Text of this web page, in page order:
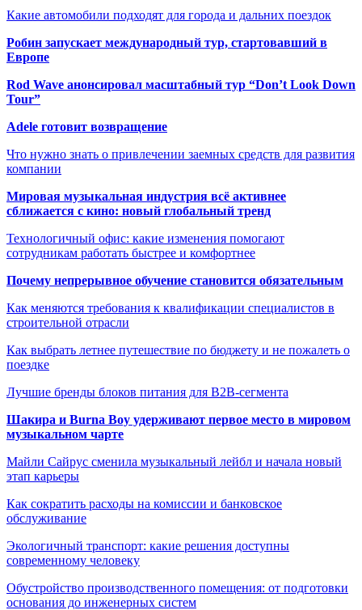
Какие автомобили подходят для города и дальних поездок
Робин запускает международный тур, стартовавший в
Европе
Rod Wave анонсировал масштабный тур “Don’t Look Down
Tour”
Adele готовит возвращение
Что нужно знать о привлечении заемных средств для развития
компании
Мировая музыкальная индустрия всё активнее
сближается с кино: новый глобальный тренд
Технологичный офис: какие изменения помогают
сотрудникам работать быстрее и комфортнее
Почему непрерывное обучение становится обязательным
Как меняются требования к квалификации специалистов в
строительной отрасли
Как выбрать летнее путешествие по бюджету и не пожалеть о
поездке
Лучшие бренды блоков питания для B2B-сегмента
Шакира и Burna Boy удерживают первое место в мировом
музыкальном чарте
Майли Сайрус сменила музыкальный лейбл и начала новый
этап карьеры
Как сократить расходы на комиссии и банковское
обслуживание
Экологичный транспорт: какие решения доступны
современному человеку
Обустройство производственного помещения: от подготовки
основания до инженерных систем